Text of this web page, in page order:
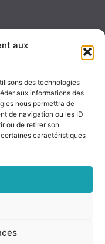
aux
des technologies
aux informations des
nous permettra de
de navigation ou les ID
ou de retirer son
caractéristiques